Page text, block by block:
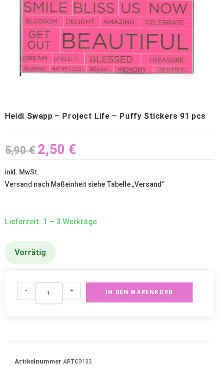
Heidi Swapp – Project Life – Puffy Stickers 91 pcs
5,90€ 2,50 €
inkl. MwSt.
Versand nach Maßeinheit siehe Tabelle „Versand“
Lieferzeit: 1 – 3 Werktage
Vorrätig
- + IN DEN WARENKORB
Artikelnummer ART09133